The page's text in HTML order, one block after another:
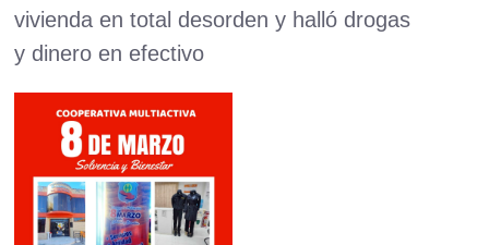
vivienda en total desorden y halló drogas
y dinero en efectivo